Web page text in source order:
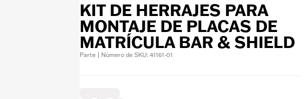
KIT DE HERRAJES PARA
MONTAJE DE PLACAS DE
MATRÍCULA BAR & SHIELD
Parte | Número de SKU: 41161-01